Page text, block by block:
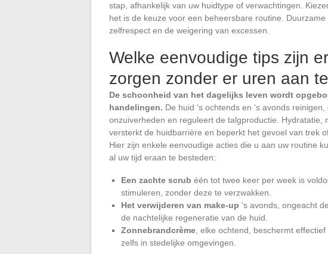
stap, afhankelijk van uw huidtype of verwachtingen.
het is de keuze voor een beheersbare routine.
zelfrespect en de weigering van excessen.
Welke eenvoudige tips zijn
zorgen zonder er uren aan
De schoonheid van het dagelijks leven wordt
handelingen. De huid ‘s ochtends en ‘s avonds
onzuiverheden en reguleert de talgproductie. Hydratatie,
versterkt de huidbarrière en beperkt het gevoel van trek
Hier zijn enkele eenvoudige acties die u aan uw routine
al uw tijd eraan te besteden:
Een zachte scrub één tot twee keer per week is
stimuleren, zonder deze te verzwakken.
Het verwijderen van make-up ‘s avonds, ongeacht
de nachtelijke regeneratie van de huid.
Zonnebrandcrème , elke ochtend, beschermt
zelfs in stedelijke omgevingen.